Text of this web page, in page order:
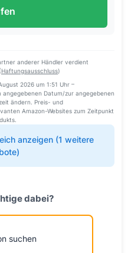
anderer Händler verdient
Haftungsausschluss)
2026 um 1:51 Uhr –
Datum/zur angegebenen
ändern. Preis- und
Amazon-Websites zum Zeitpunkt
anzeigen (1 weitere
dabei?
suchen